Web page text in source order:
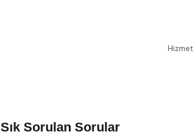
Sık Sorulan Sorular